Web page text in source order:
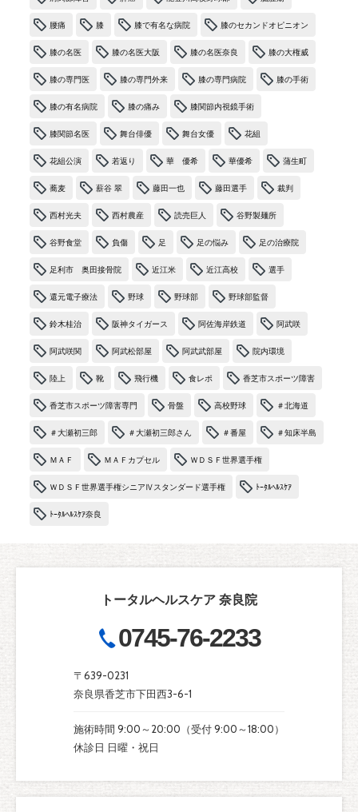
腰痛 膝 膝で有名な病院 膝のセカンドオピニオン
膝の名医 膝の名医大阪 膝の名医奈良 膝の大権威
膝の専門医 膝の専門外来 膝の専門病院 膝の手術
膝の有名病院 膝の痛み 膝関節内視鏡手術
膝関節名医 舞台俳優 舞台女優 花組
花組公演 若返り 華 優希 華優希 蒲生町
蕎麦 薪谷 翠 藤田一也 藤田選手 裁判
西村光夫 西村農産 読売巨人 谷野製麺所
谷野食堂 負傷 足 足の悩み 足の治療院
足利市 奥田接骨院 近江米 近江高校 選手
還元電子療法 野球 野球部 野球部監督
鈴木桂治 阪神タイガース 阿佐海岸鉄道 阿武咲
阿武咲関 阿武松部屋 阿武武部屋 院内環境
陸上 靴 飛行機 食レポ 香芝市スポーツ障害
香芝市スポーツ障害専門 骨盤 高校野球 ＃北海道
＃大瀬初三郎 ＃大瀬初三郎さん ＃番屋 ＃知床半島
ＭＡＦ ＭＡＦカプセル ＷＤＳＦ世界選手権
ＷＤＳＦ世界選手権シニアⅣスタンダード選手権 ﾄｰﾀﾙﾍﾙｽｹｱ
ﾄｰﾀﾙﾍﾙｽｹｱ奈良
トータルヘルスケア 奈良院
0745-76-2233
〒639-0231
奈良県香芝市下田西3-6-1
施術時間 9:00～20:00（受付 9:00～18:00）
休診日 日曜・祝日